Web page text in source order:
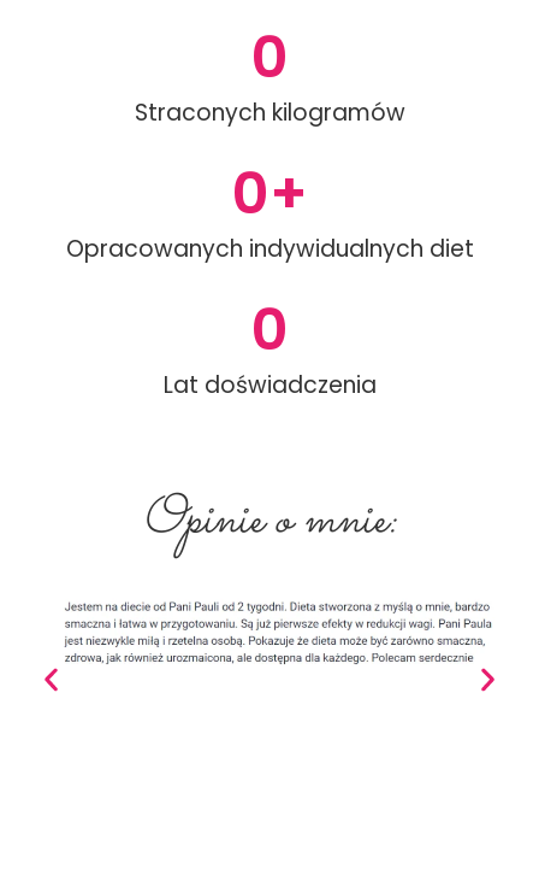
Straconych kilogramów
0
Opracowanych indywidualnych diet
0+
Lat doświadczenia
0
Opinie o mnie: